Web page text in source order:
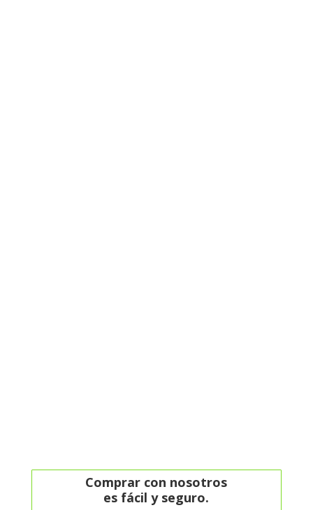
Comprar con nosotros
es fácil y seguro.